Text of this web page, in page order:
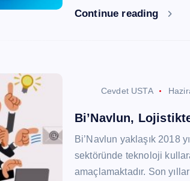
Continue reading
Cevdet USTA
Bi’Navlun,
Bi’Navlun yaklaşık 2018
sektöründe teknoloji
amaçlamaktadır. Son